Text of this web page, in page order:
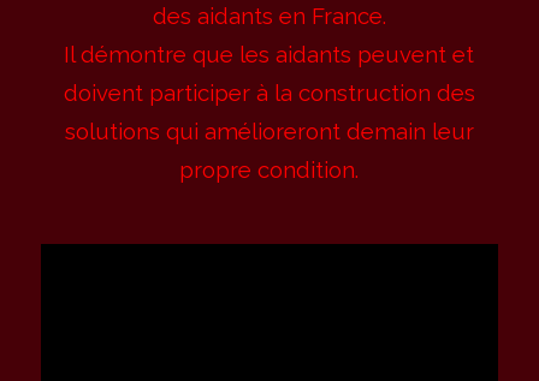
des aidants en France.
Il démontre que les aidants peuvent et
doivent participer à la construction des
solutions qui amélioreront demain leur
propre condition.